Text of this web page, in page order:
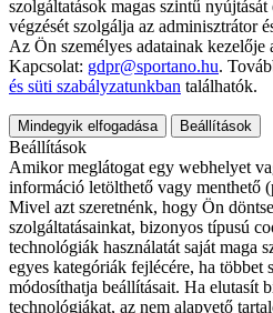
szolgáltatások magas szintű
végzését szolgálja az adminisztrátor
Az Ön személyes adatainak kezelője
Kapcsolat: gdpr@sportano.hu.
és süti szabályzatunkban találhatók.
Mindegyik elfogadása Beállítások
Beállítások
Amikor meglátogat egy webhelyet
információ letölthető vagy menthető
Mivel azt szeretnénk, hogy Ön
szolgáltatásainkat, bizonyos típusú
technológiák használatát saját maga
egyes kategóriák fejlécére, ha többet
módosíthatja beállításait. Ha elutasít
technológiákat, az nem alapvető